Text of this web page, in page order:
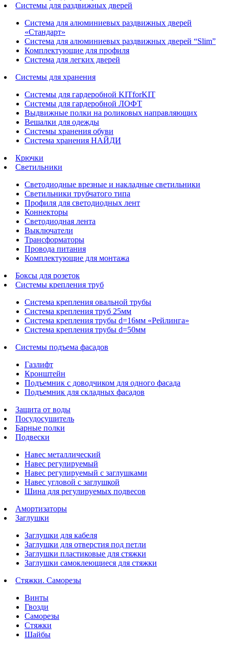
Системы для раздвижных дверей
Система для алюминиевых раздвижных дверей
«Стандарт»
Система для алюминиевых раздвижных дверей “Slim”
Комплектующие для профиля
Система для легких дверей
Системы для хранения
Системы для гардеробной KITforKIT
Системы для гардеробной ЛОФТ
Выдвижные полки на роликовых направляющих
Вешалки для одежды
Системы хранения обуви
Система хранения НАЙДИ
Крючки
Светильники
Светодиодные врезные и накладные светильники
Светильники трубчатого типа
Профиля для светодиодных лент
Коннекторы
Светодиодная лента
Выключатели
Трансформаторы
Провода питания
Комплектующие для монтажа
Боксы для розеток
Системы крепления труб
Система крепления овальной трубы
Система крепления труб 25мм
Система крепления трубы d=16мм «Рейлинга»
Система крепления трубы d=50мм
Системы подъема фасадов
Газлифт
Кронштейн
Подъемник с доводчиком для одного фасада
Подъемник для складных фасадов
Защита от воды
Посудосушитель
Барные полки
Подвески
Навес металлический
Навес регулируемый
Навес регулируемый с заглушками
Навес угловой с заглушкой
Шина для регулируемых подвесов
Амортизаторы
Заглушки
Заглушки для кабеля
Заглушки для отверстия под петли
Заглушки пластиковые для стяжки
Заглушки самоклеющиеся для стяжки
Стяжки. Саморезы
Винты
Гвозди
Саморезы
Стяжки
Шайбы